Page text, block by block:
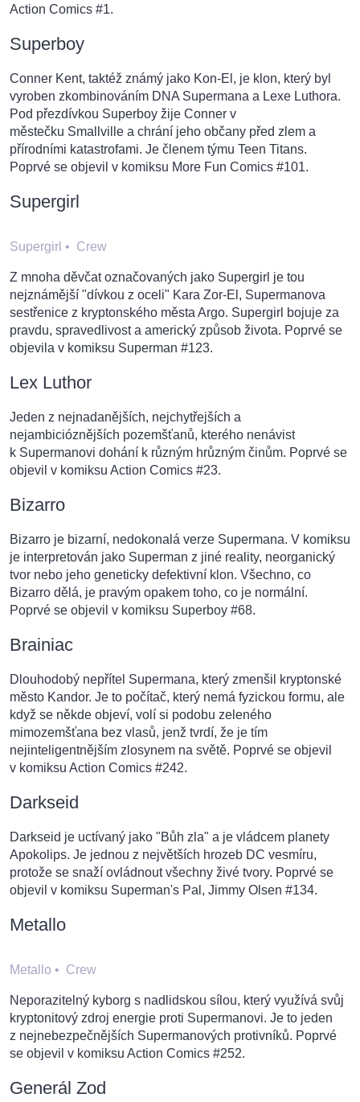
Action Comics #1.
Superboy
Conner Kent, taktéž známý jako Kon-El, je klon, který byl
vyroben zkombinováním DNA Supermana a Lexe Luthora.
Pod přezdívkou Superboy žije Conner v
městečku Smallville a chrání jeho občany před zlem a
přírodními katastrofami. Je členem týmu Teen Titans.
Poprvé se objevil v komiksu More Fun Comics #101.
Supergirl
Supergirl • Crew
Z mnoha děvčat označovaných jako Supergirl je tou
nejznámější "dívkou z oceli" Kara Zor-El, Supermanova
sestřenice z kryptonského města Argo. Supergirl bojuje za
pravdu, spravedlivost a americký způsob života. Poprvé se
objevila v komiksu Superman #123.
Lex Luthor
Jeden z nejnadanějších, nejchytřejších a
nejambicióznějších pozemšťanů, kterého nenávist
k Supermanovi dohání k různým hrůzným činům. Poprvé se
objevil v komiksu Action Comics #23.
Bizarro
Bizarro je bizarní, nedokonalá verze Supermana. V komiksu
je interpretován jako Superman z jiné reality, neorganický
tvor nebo jeho geneticky defektivní klon. Všechno, co
Bizarro dělá, je pravým opakem toho, co je normální.
Poprvé se objevil v komiksu Superboy #68.
Brainiac
Dlouhodobý nepřítel Supermana, který zmenšil kryptonské
město Kandor. Je to počítač, který nemá fyzickou formu, ale
když se někde objeví, volí si podobu zeleného
mimozemšťana bez vlasů, jenž tvrdí, že je tím
nejinteligentnějším zlosynem na světě. Poprvé se objevil
v komiksu Action Comics #242.
Darkseid
Darkseid je uctívaný jako "Bůh zla" a je vládcem planety
Apokolips. Je jednou z největších hrozeb DC vesmíru,
protože se snaží ovládnout všechny živé tvory. Poprvé se
objevil v komiksu Superman's Pal, Jimmy Olsen #134.
Metallo
Metallo • Crew
Neporazitelný kyborg s nadlidskou sílou, který využívá svůj
kryptonitový zdroj energie proti Supermanovi. Je to jeden
z nejnebezpečnějších Supermanových protivníků. Poprvé
se objevil v komiksu Action Comics #252.
Generál Zod